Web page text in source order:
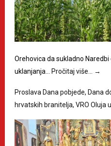
Orehovica da sukladno
uklanjanja… Pročitaj više… →
Proslava Dana pobjede, Dana
hrvatskih branitelja, VRO Oluja